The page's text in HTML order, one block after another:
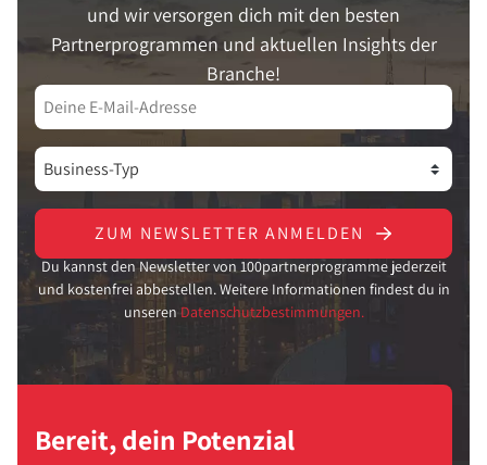
und wir versorgen dich mit den besten
Partnerprogrammen und aktuellen Insights der
Branche!
ZUM NEWSLETTER ANMELDEN
Du kannst den Newsletter von 100partnerprogramme jederzeit
und kostenfrei abbestellen. Weitere Informationen findest du in
unseren Datenschutzbestimmungen.
Bereit, dein Potenzial